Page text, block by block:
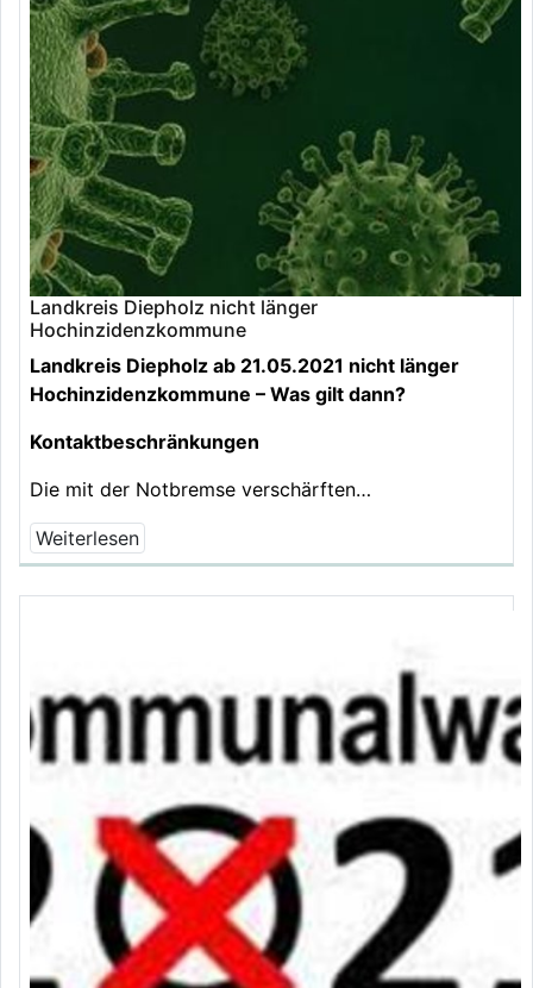
Landkreis Diepholz nicht länger
Hochinzidenzkommune
Landkreis Diepholz ab 21.05.2021 nicht länger
Hochinzidenzkommune – Was gilt dann?
Kontaktbeschränkungen
Die mit der Notbremse verschärften…
Weiterlesen